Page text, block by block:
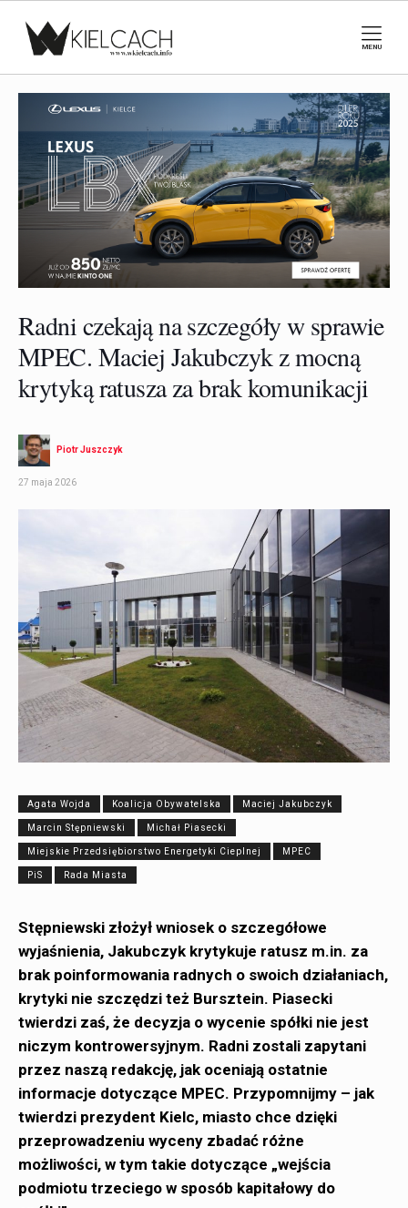
MENU
Radni czekają na szczegóły w sprawie
MPEC. Maciej Jakubczyk z mocną
krytyką ratusza za brak komunikacji
Piotr Juszczyk
27 maja 2026
Agata Wojda Koalicja Obywatelska Maciej Jakubczyk
Marcin Stępniewski Michał Piasecki
Miejskie Przedsiębiorstwo Energetyki Cieplnej MPEC
PiS Rada Miasta
Stępniewski złożył wniosek o szczegółowe
wyjaśnienia, Jakubczyk krytykuje ratusz m.in. za
brak poinformowania radnych o swoich działaniach,
krytyki nie szczędzi też Bursztein. Piasecki
twierdzi zaś, że decyzja o wycenie spółki nie jest
niczym kontrowersyjnym. Radni zostali zapytani
przez naszą redakcję, jak oceniają ostatnie
informacje dotyczące MPEC. Przypomnijmy – jak
twierdzi prezydent Kielc, miasto chce dzięki
przeprowadzeniu wyceny zbadać różne
możliwości, w tym takie dotyczące „wejścia
podmiotu trzeciego w sposób kapitałowy do